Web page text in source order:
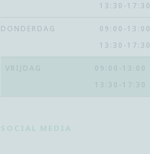
13:30-17:30
DONDERDAG
09:00-13:00
13:30-17:30
VRIJDAG
09:00-13:00
13:30-17:30
SOCIAL MEDIA